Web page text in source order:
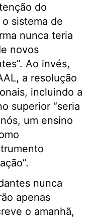
do
sistema de
nunca teria
novos
Ao invés,
a resolução
incluindo a
superior “seria
um ensino
nunca
apenas
o amanhã,